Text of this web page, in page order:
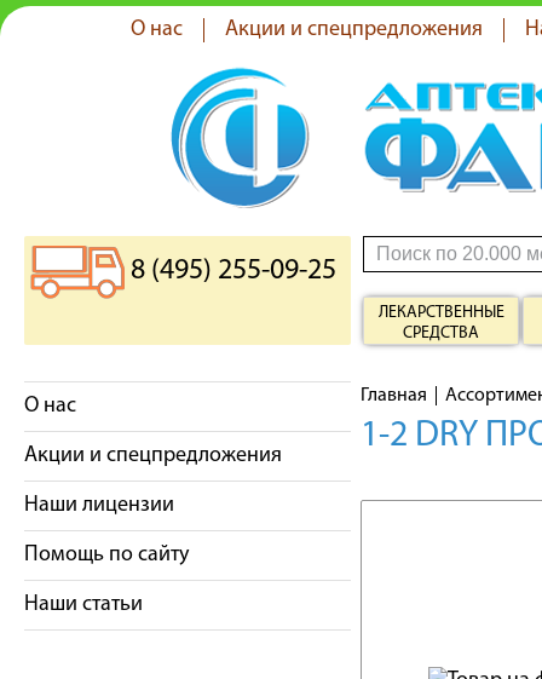
О нас Акции и спецпредложения
8 (495) 255-09-25
ЛЕКАРСТВЕННЫЕ
СРЕДСТВА
О нас
Акции и спецпредложения
Наши лицензии
Помощь по сайту
Наши статьи
Главная
1-2 DRY